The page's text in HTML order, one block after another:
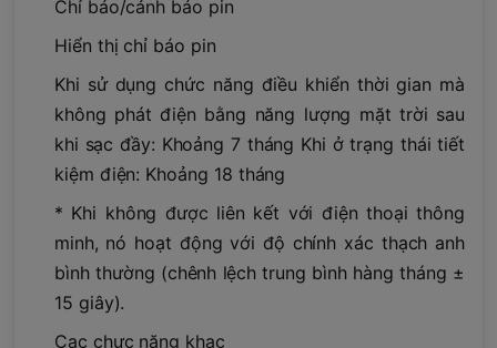
Chỉ báo/cảnh báo pin
Hiển thị chỉ báo pin
Khi sử dụng chức năng điều khiển thời gian mà
không phát điện bằng năng lượng mặt trời sau
khi sạc đầy: Khoảng 7 tháng Khi ở trạng thái tiết
kiệm điện: Khoảng 18 tháng
* Khi không được liên kết với điện thoại thông
minh, nó hoạt động với độ chính xác thạch anh
bình thường (chênh lệch trung bình hàng tháng ±
15 giây).
Cac chưc năng khac